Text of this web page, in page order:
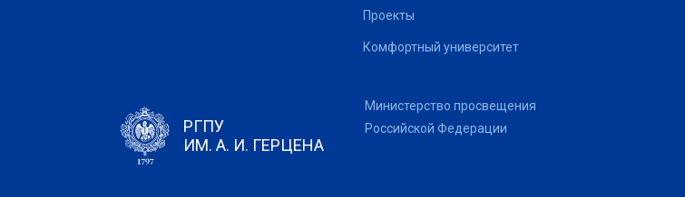
Проекты
Комфортный университет
РГПУ
ИМ. А. И. ГЕРЦЕНА
Министерство просвещения
Российской Федерации